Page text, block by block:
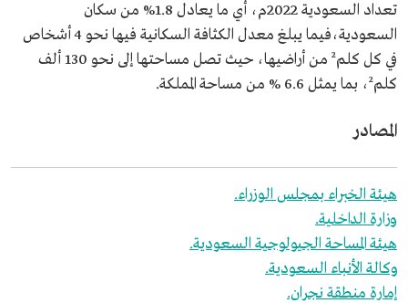
تعداد السعودية 2022م، أي ما يعادل 1.8% من سكان
السعودية،فيما يبلغ معدل الكثافة السكانية فيها نحو 4 أشخاص
في كل كلم² من أراضيها، حيث تصل مساحتها إلى نحو 130 ألف
كلم²، بما يمثل 6.6 % من مساحة المملكة.
المصادر
هيئة الخبراء بمجلس الوزراء.
وزارة الداخلية.
هيئة المساحة الجيولوجية السعودية.
وكالة الأنباء السعودية.
إمارة منطقة نجران.